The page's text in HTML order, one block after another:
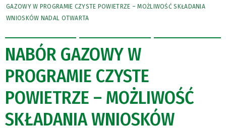
GAZOWY W PROGRAMIE CZYSTE POWIETRZE – MOŻLIWOŚĆ SKŁADANIA
WNIOSKÓW NADAL OTWARTA
NABÓR GAZOWY W
PROGRAMIE CZYSTE
POWIETRZE – MOŻLIWOŚĆ
SKŁADANIA WNIOSKÓW